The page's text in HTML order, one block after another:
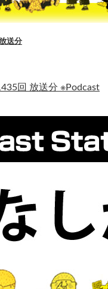
送分
回 放送分 ※Podcast